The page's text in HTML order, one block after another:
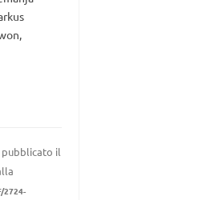
il
2724-